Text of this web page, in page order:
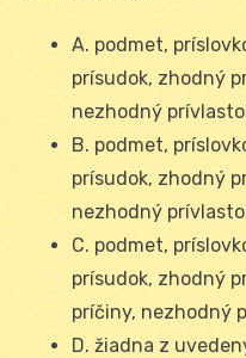
A. podmet,
prísudok, zhodný
nezhodný
B. podmet,
prísudok, zhodný
nezhodný
C. podmet,
prísudok, zhodný
príčiny, nezhodný
D. žiadna z